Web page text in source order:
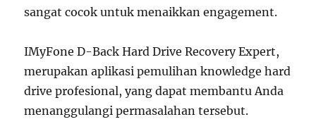
sangat cocok untuk menaikkan engagement.
IMyFone D-Back Hard Drive Recovery Expert,
merupakan aplikasi pemulihan knowledge hard
drive profesional, yang dapat membantu Anda
menanggulangi permasalahan tersebut.